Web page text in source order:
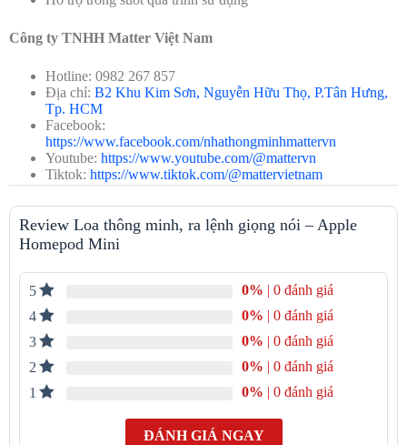
cầu nhỏ gọn, chỉ 97.9 x 97.9 x 84.3mm, dễ dàng mang theo mọi lúc
mọi nơi. Loa được bao phủ bởi lớp vải lưới mềm mại, tạo cảm giác
Mặt trên của loa là một mặt cảm ứng, được sử dụng để điều
khiểncác chức năng cơ bản như dừng/chơi nhạc,
tăng/giảm âm lượng và kích hoạt trợ lý ảo Siri
ứng này cũng là nơi hiển thị trạng thái hoạt động của Siri.
Loa Apple HomePod Mini đượctrang bị hệ thống âm
thanh 360 độ, mang đến trải nghiệm âm thanh sống động và
phù hợp với nhiều thể loại nhạc khác nhau.
Loa Apple HomePod Mini hỗ trợ kết nối Wi-Fi và Bluetooth,
cho phép người dùng phát nhạc từ các thiết bị Apple khác
người dùng điều khiển loa bằng giọng nói.
Tại thời điểm ra mắt, Loa Apple HomePod Mini có hai màu
sắc là đen và trắng. Tuy nhiên, vào tháng 11/2021, Apple đã
bổ sung thêm ba màu sắc mới là cam, vàng và xanh. Những
màu sắc mới này mang đến sự trẻ trung và năng động, phù
hợp với thế hệ trẻ.
Với thiết kế nhỏ gọn, âm thanh ấn tượng và nhiều tính năng hữu
ích, Loa Apple HomePod Mini là một lựa chọn tuyệt vời cho
những người yêu thích âm nhạc và công nghệ.
Công ty TNHH Matter Việt Nam
Hotline: 0982 267 857
Địa chỉ: B2 Khu Kim Sơn, Nguyễn Hữu Thọ, P.Tân Hưng,
Tp. HCM
Facebook:
https://www.facebook.com/nhathongminhmattervn
Youtube: https://www.youtube.com/@mattervn
Tiktok: https://www.tiktok.com/@mattervietnam
Review Loa thông minh, ra lệnh giọng nói – Apple
Homepod Mini
5 0% | 0 đánh giá
4
0% | 0 đánh giá
3
0% | 0 đánh giá
2
0% | 0 đánh giá
1
0% | 0 đánh giá
ĐÁNH GIÁ NGAY